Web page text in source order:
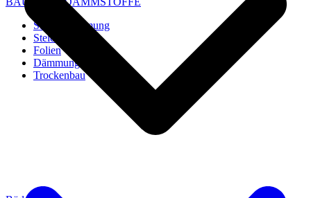
Steico Dämmung
Steico Zubehör
Folien
Dämmung
Trockenbau